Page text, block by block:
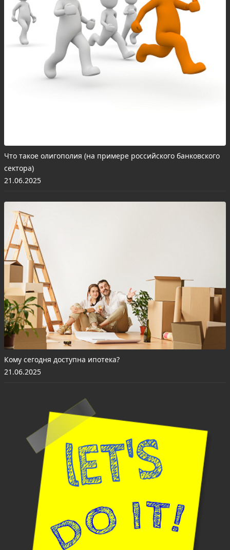
Что такое олигополия (на примере российского банковского
сектора)
21.06.2025
Кому сегодня доступна ипотека?
21.06.2025